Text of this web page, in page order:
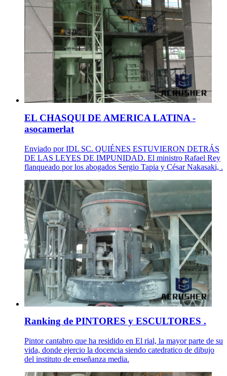
EL CHASQUI DE AMERICA LATINA -
asocamerlat
Enviado por IDL SC. QUIÉNES ESTUVIERON DETRÁS
DE LAS LEYES DE IMPUNIDAD. El ministro Rafael Rey
flanqueado por los abogados Sergio Tapia y César Nakasaki, .
Ranking de PINTORES y ESCULTORES .
Pintor cantabro que ha residido en El rial, la mayor parte de su
vida, donde ejercio la docencia siendo catedratico de dibujo
del instituto de enseñanza media.